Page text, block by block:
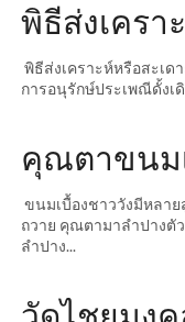
พิธีส่งเครา
พิธีส่งเคราะห์หรือสะเด
การอนุรักษ์ประเพณีดั้ง
คุณตาขนม
ขนมเบื้องชาววังมีหลา
ถวาย คุณตามาลำปางตั
ลำปาง...